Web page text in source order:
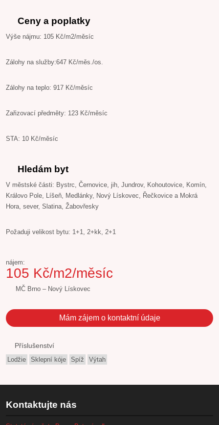
Ceny a poplatky
Výše nájmu: 105 Kč/m2/měsíc
Zálohy na služby:647 Kč/měs./os.
Zálohy na teplo: 917 Kč/měsíc
Zařizovací předměty: 123 Kč/měsíc
STA: 10 Kč/měsíc
Hledám byt
V městské části: Bystrc, Černovice, jih, Jundrov, Kohoutovice, Komín,
Královo Pole, Líšeň, Medlánky, Nový Lískovec, Řečkovice a Mokrá
Hora, sever, Slatina, Žabovřesky
Požaduji velikost bytu: 1+1, 2+kk, 2+1
nájem:
105 Kč/m2/měsíc
MČ Brno – Nový Lískovec
Mám zájem o kontaktní údaje
Příslušenství
Lodžie Sklepní kóje Spíž Výtah
Kontaktujte nás